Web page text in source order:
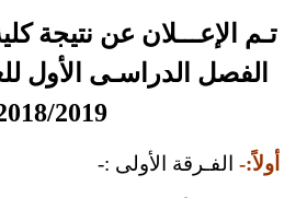
تـم الإعـــلان عن نتيجة
الفصل الدراسـى الأول
2019
أولاً:- الفـرقة الأولى :-